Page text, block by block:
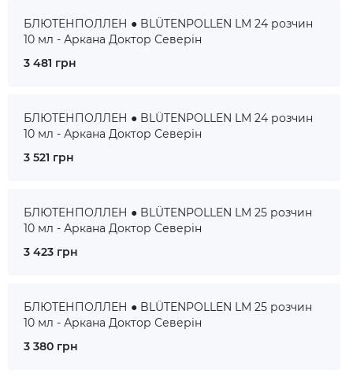
БЛЮТЕНПОЛЛЕН ● BLÜTENPOLLEN LM 24 розчин
10 мл - Аркана Доктор Северін
3 481 грн
БЛЮТЕНПОЛЛЕН ● BLÜTENPOLLEN LM 24 розчин
10 мл - Аркана Доктор Северін
3 521 грн
БЛЮТЕНПОЛЛЕН ● BLÜTENPOLLEN LM 25 розчин
10 мл - Аркана Доктор Северін
3 423 грн
БЛЮТЕНПОЛЛЕН ● BLÜTENPOLLEN LM 25 розчин
10 мл - Аркана Доктор Северін
3 380 грн